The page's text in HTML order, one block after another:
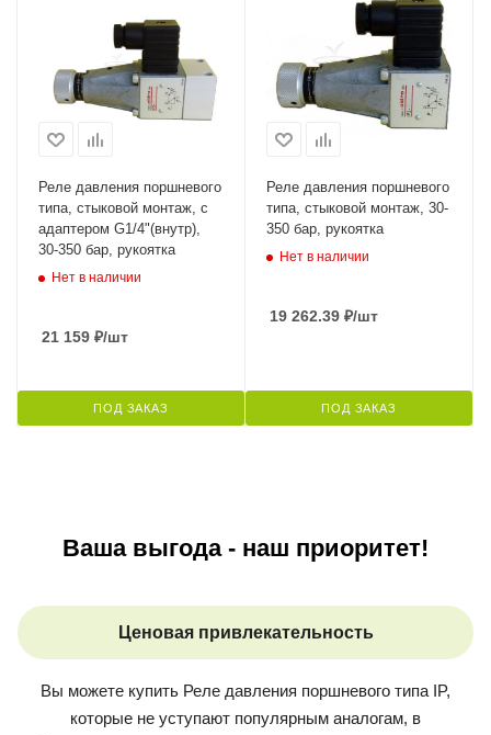
Реле давления поршневого
типа, стыковой монтаж, с
адаптером G1/4"(внутр),
30-350 бар, рукоятка
Нет в наличии
21 159 ₽/шт
ПОД ЗАКАЗ
Реле давления поршневого
типа, стыковой монтаж, 30-
350 бар, рукоятка
Нет в наличии
19 262.39 ₽/шт
ПОД ЗАКАЗ
Ваша выгода - наш приоритет!
Ценовая привлекательность
Вы можете купить Реле давления поршневого типа IP,
которые не уступают популярным аналогам, в